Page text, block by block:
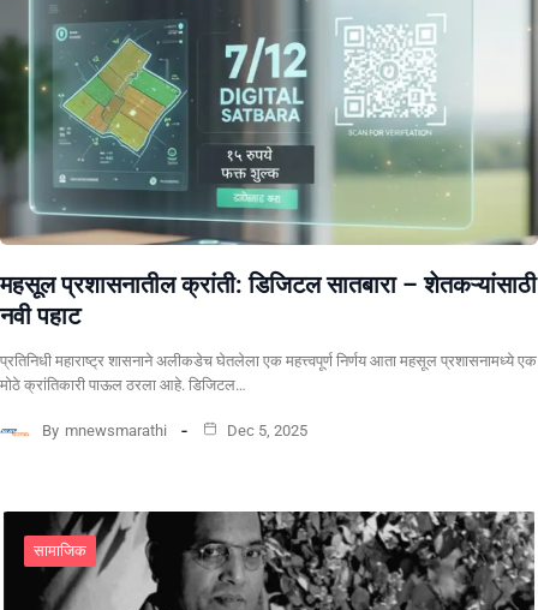
महसूल प्रशासनातील क्रांती: डिजिटल सातबारा – शेतकऱ्यांसाठी
नवी पहाट
प्रतिनिधी ​महाराष्ट्र शासनाने अलीकडेच घेतलेला एक महत्त्वपूर्ण निर्णय आता महसूल प्रशासनामध्ये एक
मोठे क्रांतिकारी पाऊल ठरला आहे. डिजिटल…
By mnewsmarathi Dec 5, 2025
सामाजिक